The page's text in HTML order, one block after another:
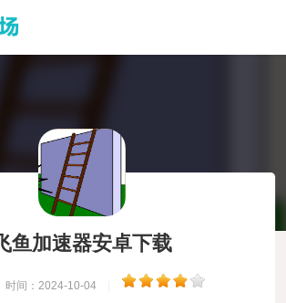
飞鱼加速器安卓下载
时间：2024-10-04